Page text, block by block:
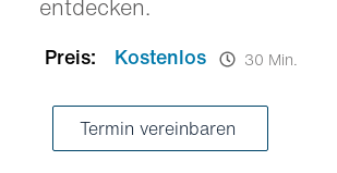
entdecken.
Preis: Kostenlos 30 Min.
Termin vereinbaren